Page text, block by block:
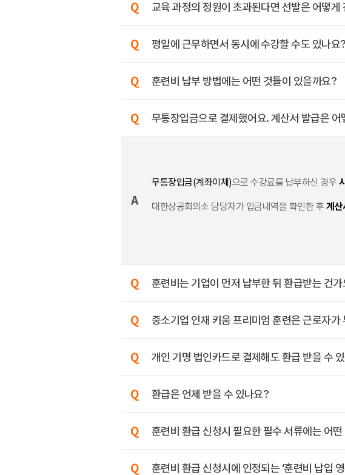
교육 과정의 정원이 초과된다면 선발은 어떻게
평일에 근무하면서 동시에 수강할 수도 있나요?
훈련비 납부 방법에는 어떤 것들이 있을까요?
무통장입금으로 결제했어요. 계산서 발급은 어
무통장입금(계좌이체)으로 수강료를 납부하신 경우
대한상공회의소 담당자가 입금내역을 확인한 후 계
훈련비는 기업이 먼저 납부한 뒤 환급받는 건
중소기업 인재 키움 프리미엄 훈련은 근로자
개인 기명 법인카드로 결제해도 환급 받을 수
환급은 언제 받을 수 있나요?
훈련비 환급 신청시 필요한 필수 서류에는 어
훈련비 환급 신청시에 인정되는 ‘훈련비 납입